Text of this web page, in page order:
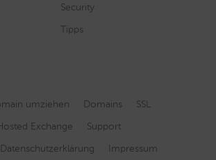
Security
Tipps
umziehen Domains
SSL
Exchange
Support
Datenschutzerklärung Impressum